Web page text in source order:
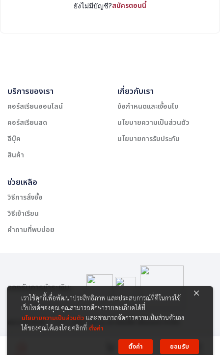
ยังไม่มีบัญชี?สมัครตอนนี้
บริการของเรา
คอร์สเรียนออนไลน์
คอร์สเรียนสด
อีบุ๊ค
สินค้า
เกี่ยวกับเรา
ข้อกำหนดและเงื่อนไข
นโยบายความเป็นส่วนตัว
นโยบายการรับประกัน
ช่วยเหลือ
วิธีการสั่งซื้อ
วิธีเข้าเรียน
คำถามที่พบบ่อย
สงวนลิขสิทธิ์ © 2565 บริษัท สยาม เคาเซิลลิ่ง เซ็นเตอร์ จำกัด
รองรับการชำระเงิน:
เราใช้คุกกี้เพื่อพัฒนาประสิทธิภาพ และประสบการณ์ที่ดีในการใช้
เว็บไซต์ของคุณ คุณสามารถศึกษารายละเอียดได้ที่
นโยบายความเป็นส่วนตัว และสามารถจัดการความเป็นส่วนตัวเอง
ได้ของคุณได้เองโดยคลิกที่ ตั้งค่า
ตั้งค่า
ยอมรับ